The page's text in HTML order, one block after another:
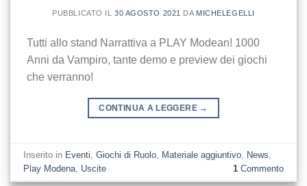
PUBBLICATO IL 30 AGOSTO 2021 DA MICHELEGELLI
Tutti allo stand Narrattiva a PLAY Modean! 1000
Anni da Vampiro, tante demo e preview dei giochi
che verranno!
CONTINUA A LEGGERE →
Inserito in Eventi ,Giochi di Ruolo Materiale aggiuntivo News
Play Modena Uscite 1Commento